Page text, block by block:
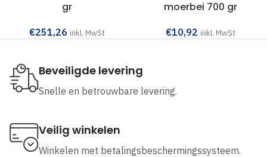
gr
€251,26 inkl. MwSt
moerbei 700 gr
€10,92 inkl. MwSt
Beveiligde levering
Snelle en betrouwbare levering.
Veilig winkelen
Winkelen met betalingsbeschermingssysteem.